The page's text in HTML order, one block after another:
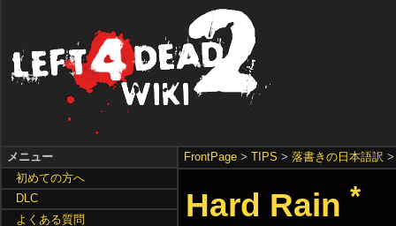
FrontPage >TIPS >落書きの日本語訳
Hard Rain *
メニュー
初めての方へ
DLC
よくある質問